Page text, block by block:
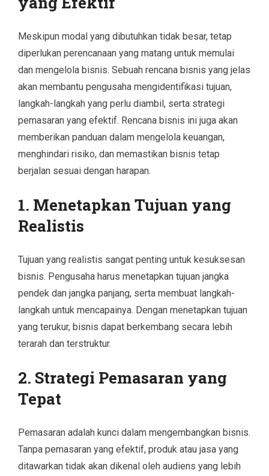
Meskipun modal yang dibutuhkan tidak besar, tetap
diperlukan perencanaan yang matang untuk memulai
dan mengelola bisnis. Sebuah rencana bisnis yang jelas
akan membantu pengusaha mengidentifikasi tujuan,
langkah-langkah yang perlu diambil, serta strategi
pemasaran yang efektif. Rencana bisnis ini juga akan
memberikan panduan dalam mengelola keuangan,
menghindari risiko, dan memastikan bisnis tetap
berjalan sesuai dengan harapan.
1. Menetapkan Tujuan yang
Realistis
Tujuan yang realistis sangat penting untuk kesuksesan
bisnis. Pengusaha harus menetapkan tujuan jangka
pendek dan jangka panjang, serta membuat langkah-
langkah untuk mencapainya. Dengan menetapkan tujuan
yang terukur, bisnis dapat berkembang secara lebih
terarah dan terstruktur.
2. Strategi Pemasaran yang
Tepat
Pemasaran adalah kunci dalam mengembangkan bisnis.
Tanpa pemasaran yang efektif, produk atau jasa yang
ditawarkan tidak akan dikenal oleh audiens yang lebih